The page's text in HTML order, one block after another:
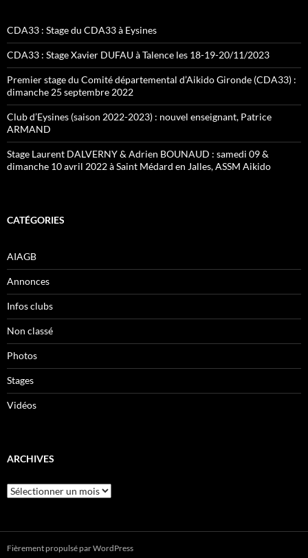
CDA33 : Stage du CDA33 à Eysines
CDA33 : Stage Xavier DUFAU à Talence les 18-19-20/11/2023
Premier stage du Comité départemental d’Aikido Gironde (CDA33) :
dimanche 25 septembre 2022
Club d’Eysines (saison 2022-2023) : nouvel enseignant, Patrice
ARMAND
Stage Laurent DALVERNY & Adrien BOUNAUD : samedi 09 &
dimanche 10 avril 2022 à Saint Médard en Jalles, ASSM Aikido
CATÉGORIES
AIAGB
Annonces
Infos clubs
Non classé
Photos
Stages
Vidéos
ARCHIVES
Archives
Fièrement propulsé par WordPress